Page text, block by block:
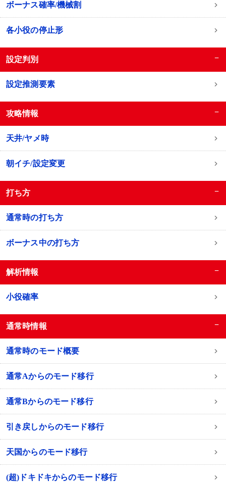
ボーナス確率/機械割
各小役の停止形
設定判別 −
設定推測要素
攻略情報 −
天井/ヤメ時
朝イチ/設定変更
打ち方 −
通常時の打ち方
ボーナス中の打ち方
解析情報 −
小役確率
通常時情報 −
通常時のモード概要
通常Aからのモード移行
通常Bからのモード移行
引き戻しからのモード移行
天国からのモード移行
(超)ドキドキからのモード移行